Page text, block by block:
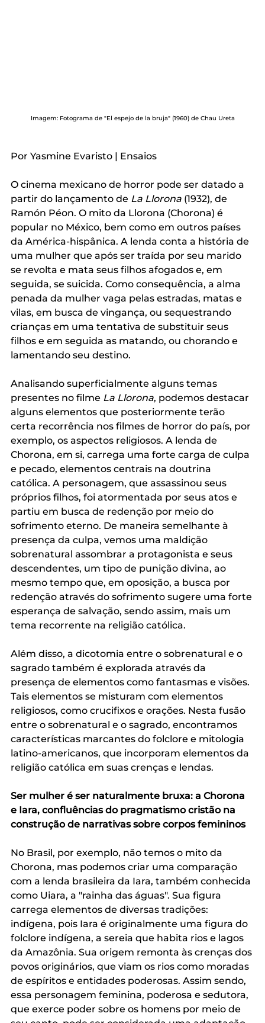
Imagem: Fotograma de "El espejo de la bruja" (1960) de Chau Ureta
Por Yasmine Evaristo | Ensaios
O cinema mexicano de horror pode ser datado a
partir do lançamento de La Llorona (1932), de
Ramón Péon. O mito da Llorona (Chorona) é
popular no México, bem como em outros países
da América-hispânica. A lenda conta a história de
uma mulher que após ser traída por seu marido
se revolta e mata seus filhos afogados e, em
seguida, se suicida. Como consequência, a alma
penada da mulher vaga pelas estradas, matas e
vilas, em busca de vingança, ou sequestrando
crianças em uma tentativa de substituir seus
filhos e em seguida as matando, ou chorando e
lamentando seu destino.
Analisando superficialmente alguns temas
presentes no filme La Llorona, podemos destacar
alguns elementos que posteriormente terão
certa recorrência nos filmes de horror do país, por
exemplo, os aspectos religiosos. A lenda de
Chorona, em si, carrega uma forte carga de culpa
e pecado, elementos centrais na doutrina
católica. A personagem, que assassinou seus
próprios filhos, foi atormentada por seus atos e
partiu em busca de redenção por meio do
sofrimento eterno. De maneira semelhante à
presença da culpa, vemos uma maldição
sobrenatural assombrar a protagonista e seus
descendentes, um tipo de punição divina, ao
mesmo tempo que, em oposição, a busca por
redenção através do sofrimento sugere uma forte
esperança de salvação, sendo assim, mais um
tema recorrente na religião católica.
Além disso, a dicotomia entre o sobrenatural e o
sagrado também é explorada através da
presença de elementos como fantasmas e visões.
Tais elementos se misturam com elementos
religiosos, como crucifixos e orações. Nesta fusão
entre o sobrenatural e o sagrado, encontramos
características marcantes do folclore e mitologia
latino-americanos, que incorporam elementos da
religião católica em suas crenças e lendas.
Ser mulher é ser naturalmente bruxa: a Chorona
e Iara, confluências do pragmatismo cristão na
construção de narrativas sobre corpos femininos
No Brasil, por exemplo, não temos o mito da
Chorona, mas podemos criar uma comparação
com a lenda brasileira da Iara, também conhecida
como Uiara, a "rainha das águas". Sua figura
carrega elementos de diversas tradições:
indígena, pois Iara é originalmente uma figura do
folclore indígena, a sereia que habita rios e lagos
da Amazônia. Sua origem remonta às crenças dos
povos originários, que viam os rios como moradas
de espíritos e entidades poderosas. Assim sendo,
essa personagem feminina, poderosa e sedutora,
que exerce poder sobre os homens por meio de